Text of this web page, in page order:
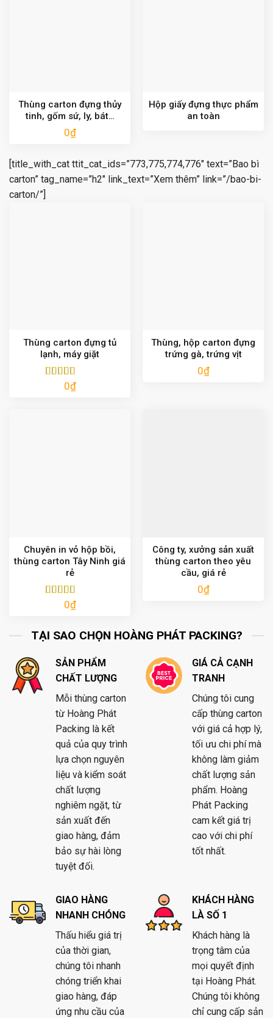
Thùng carton đựng thủy
tinh, gốm sứ, ly, bát…
0₫
Hộp giấy đựng thực phẩm
an toàn
[title_with_cat ttit_cat_ids=”773,775,774,776″ text=”Bao bì
carton” tag_name=”h2″ link_text=”Xem thêm” link=”/bao-bi-
carton/”]
Thùng carton đựng tủ
lạnh, máy giặt
Được xếp
0₫
Thùng, hộp carton đựng
trứng gà, trứng vịt
0₫
Chuyên in vỏ hộp bồi,
thùng carton Tây Ninh giá
rẻ
Được xếp
0₫
Công ty, xưởng sản xuất
thùng carton theo yêu
cầu, giá rẻ
0₫
TẠI SAO CHỌN HOÀNG PHÁT PACKING?
SẢN PHẨM
CHẤT LƯỢNG
Mỗi thùng carton
từ Hoàng Phát
Packing là kết
quả của quy trình
lựa chọn nguyên
liệu và kiểm soát
chất lượng
nghiêm ngặt, từ
sản xuất đến
giao hàng, đảm
bảo sự hài lòng
tuyệt đối.
GIÁ CẢ CẠNH
TRANH
Chúng tôi cung
cấp thùng carton
với giá cả hợp lý,
tối ưu chi phí mà
không làm giảm
chất lượng sản
phẩm. Hoàng
Phát Packing
cam kết giá trị
cao với chi phí
tốt nhất.
GIAO HÀNG
NHANH CHÓNG
Thấu hiểu giá trị
của thời gian,
chúng tôi nhanh
chóng triển khai
giao hàng, đáp
ứng nhu cầu của
KHÁCH HÀNG
LÀ SỐ 1
Khách hàng là
trọng tâm của
mọi quyết định
tại Hoàng Phát.
Chúng tôi không
chỉ cung cấp sản